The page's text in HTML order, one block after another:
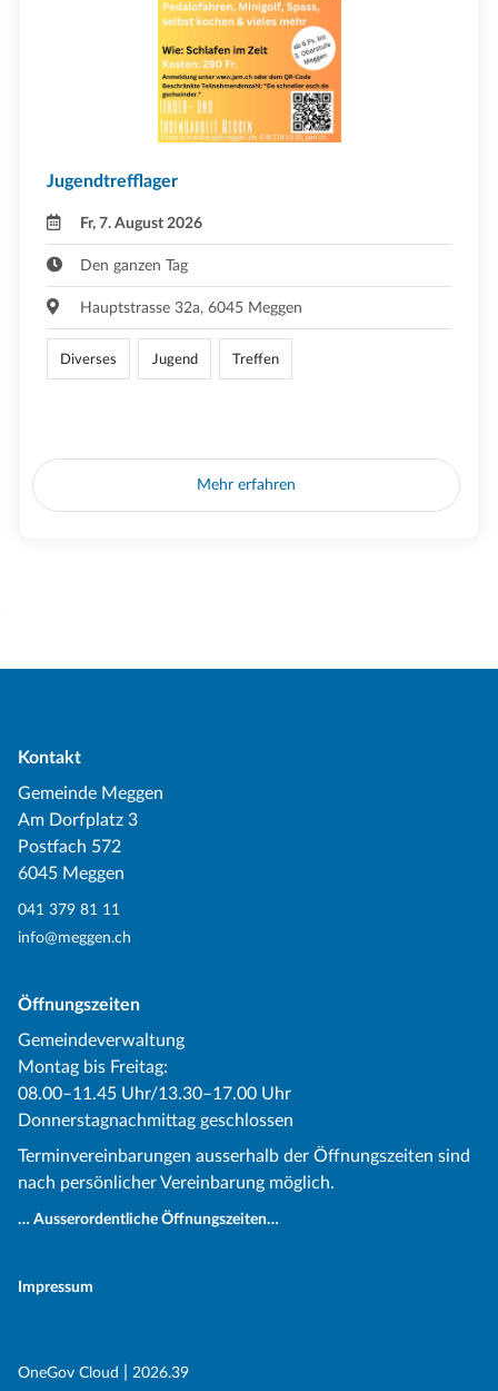
Jugendtrefflager
Fr, 7. August 2026
Den ganzen Tag
Hauptstrasse 32a, 6045 Meggen
Diverses Jugend Treffen
Mehr erfahren
Kontakt
Gemeinde Meggen
Am Dorfplatz 3
Postfach 572
6045 Meggen
041 379 81 11
info@meggen.ch
Öffnungszeiten
Gemeindeverwaltung
Montag bis Freitag:
08.00–11.45 Uhr/13.30–17.00 Uhr
Donnerstagnachmittag geschlossen
Terminvereinbarungen ausserhalb der Öffnungszeiten sind
nach persönlicher Vereinbarung möglich.
… Ausserordentliche Öffnungszeiten…
Impressum
OneGov Cloud (External Link)
2026.39